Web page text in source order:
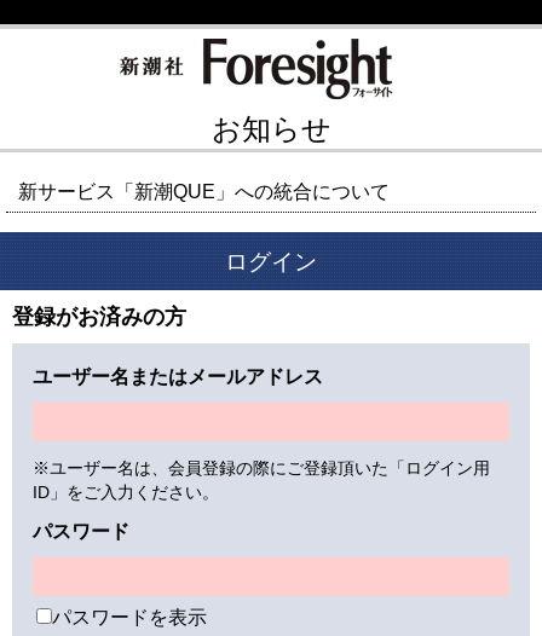
お知らせ
新サービス「新潮QUE」への統合について
ログイン
登録がお済みの方
ユーザー名またはメールアドレス
※ユーザー名は、会員登録の際にご登録頂いた「ログイン用
ID」をご入力ください。
パスワード
パスワードを表示